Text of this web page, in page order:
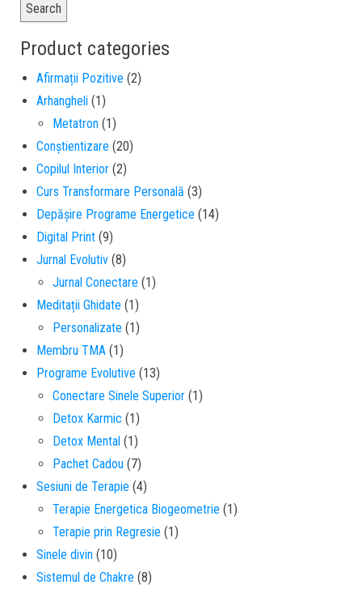
Search
Product categories
Afirmații Pozitive (2)
Arhangheli (1)
Metatron (1)
Conștientizare (20)
Copilul Interior (2)
Curs Transformare Personală (3)
Depășire Programe Energetice (14)
Digital Print (9)
Jurnal Evolutiv (8)
Jurnal Conectare (1)
Meditații Ghidate (1)
Personalizate (1)
Membru TMA (1)
Programe Evolutive (13)
Conectare Sinele Superior (1)
Detox Karmic (1)
Detox Mental (1)
Pachet Cadou (7)
Sesiuni de Terapie (4)
Terapie Energetica Biogeometrie (1)
Terapie prin Regresie (1)
Sinele divin (10)
Sistemul de Chakre (8)